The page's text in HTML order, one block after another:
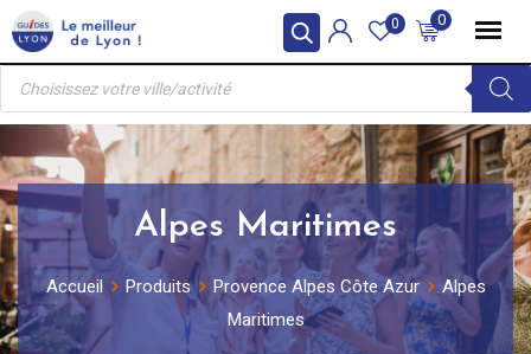
Skip
to
content
0
0
Recherche
produits
Alpes Maritimes
Accueil Produits Provence Alpes Côte Azur
Alpes
Maritimes